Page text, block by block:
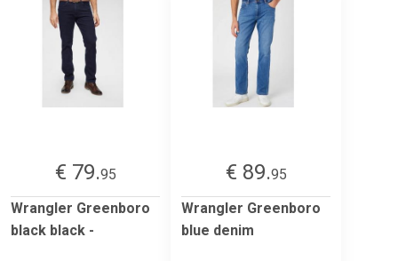
€ 79.95
Wrangler Greenboro
black black -
€ 89.95
Wrangler Greenboro
blue denim